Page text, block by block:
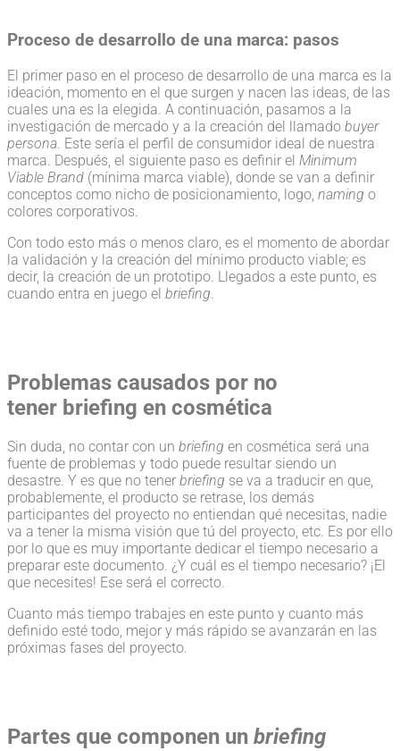
Proceso de desarrollo de una marca: pasos
El primer paso en el proceso de desarrollo de una marca es la
ideación, momento en el que surgen y nacen las ideas, de las
cuales una es la elegida. A continuación, pasamos a la
investigación de mercado y a la creación del llamado buyer
persona. Este sería el perfil de consumidor ideal de nuestra
marca. Después, el siguiente paso es definir el Minimum
Viable Brand (mínima marca viable), donde se van a definir
conceptos como nicho de posicionamiento, logo, naming o
colores corporativos.
Con todo esto más o menos claro, es el momento de abordar
la validación y la creación del mínimo producto viable; es
decir, la creación de un prototipo. Llegados a este punto, es
cuando entra en juego el briefing.
Problemas causados por no
tener briefing en cosmética
Sin duda, no contar con un briefing en cosmética será una
fuente de problemas y todo puede resultar siendo un
desastre. Y es que no tener briefing se va a traducir en que,
probablemente, el producto se retrase, los demás
participantes del proyecto no entiendan qué necesitas, nadie
va a tener la misma visión que tú del proyecto, etc. Es por ello
por lo que es muy importante dedicar el tiempo necesario a
preparar este documento. ¿Y cuál es el tiempo necesario? ¡El
que necesites! Ese será el correcto.
Cuanto más tiempo trabajes en este punto y cuanto más
definido esté todo, mejor y más rápido se avanzarán en las
próximas fases del proyecto.
Partes que componen un briefing